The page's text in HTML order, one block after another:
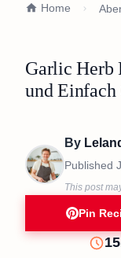
Home
Garlic Herb
und Einfach
By
Published
This post
Pin
15